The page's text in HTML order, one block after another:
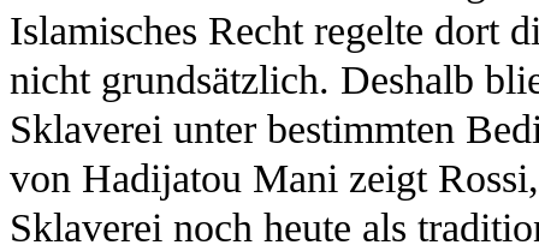
Islamisches Recht regelte dort
nicht grundsätzlich. Deshalb
Sklaverei unter bestimmten
von Hadijatou Mani zeigt
Sklaverei noch heute als